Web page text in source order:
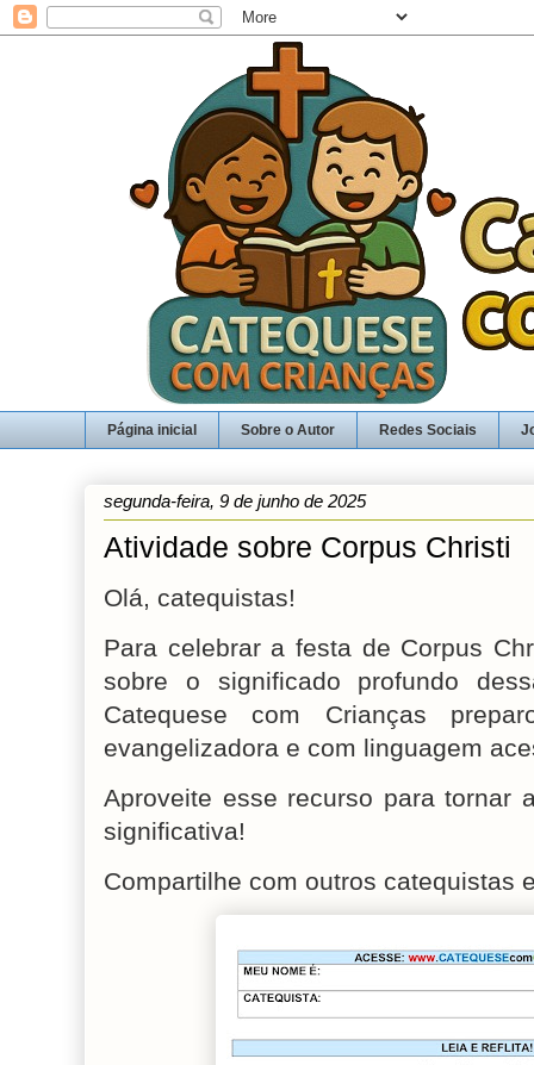
Página inicial Sobre o Autor Redes Sociais
segunda-feira, 9 de junho de 2025
Atividade sobre Corpus Christi
Olá, catequistas!
Para celebrar a festa de Corpus
sobre o significado profundo
Catequese com Crianças
evangelizadora e com linguagem
Aproveite esse recurso para tornar
significativa!
Compartilhe com outros catequistas